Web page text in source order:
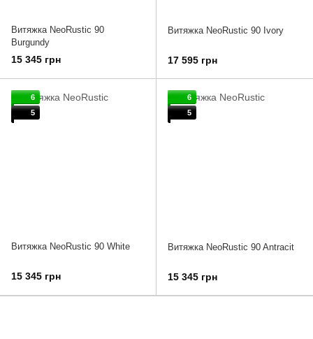
Витяжка NeoRustic 90
Burgundy
15 345 грн
Витяжка NeoRustic 90 Ivory
17 595 грн
6
5
Витяжка NeoRustic 90 White
15 345 грн
6
5
Витяжка NeoRustic 90 Antracit
15 345 грн